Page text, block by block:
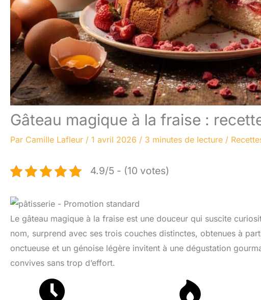
Gâteau magique à la fraise :
Par Camille Lafleur / 1 avril 2026 / 3 minutes de lecture /
4.9/5 - (10 votes)
Le gâteau magique à la fraise est une douceur qui suscite
nom, surprend avec ses trois couches distinctes, obtenues à
onctueuse et un génoise légère invitent à une dégustation
convives sans trop d’effort.